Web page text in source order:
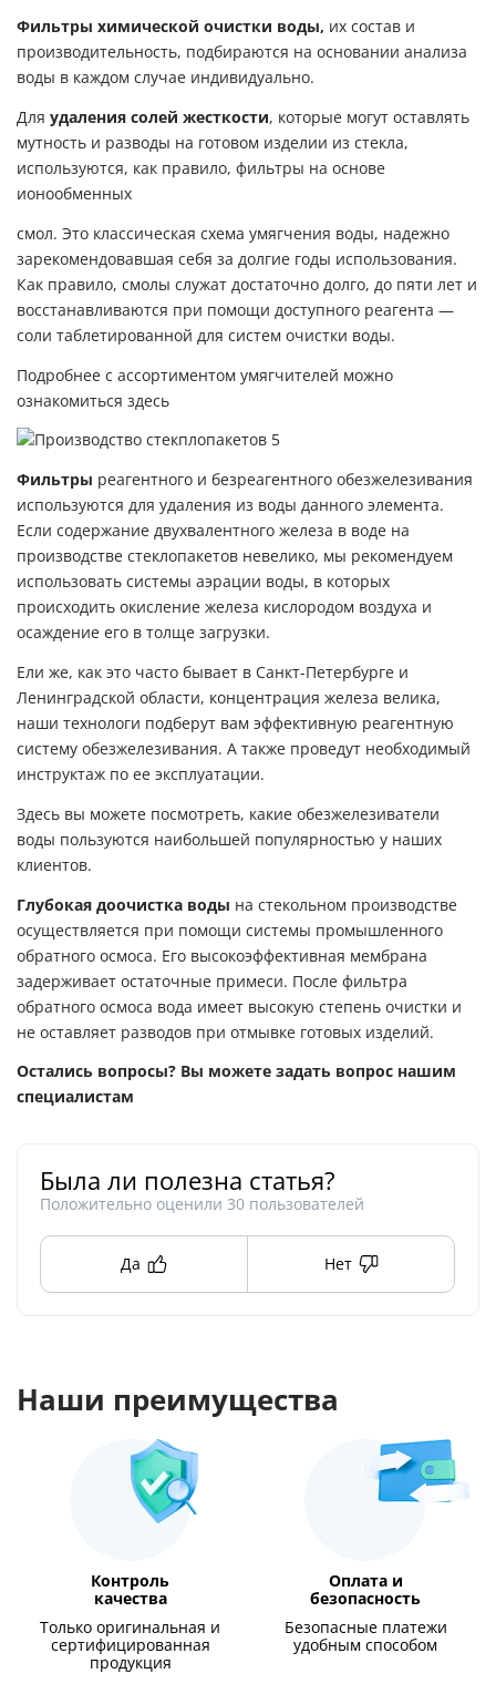
Фильтры химической очистки воды, их состав и
производительность, подбираются на основании анализа
воды в каждом случае индивидуально.
Для удаления солей жесткости, которые могут оставлять
мутность и разводы на готовом изделии из стекла,
используются, как правило, фильтры на основе
ионообменных
смол. Это классическая схема умягчения воды, надежно
зарекомендовавшая себя за долгие годы использования.
Как правило, смолы служат достаточно долго, до пяти лет и
восстанавливаются при помощи доступного реагента —
соли таблетированной для систем очистки воды.
Подробнее с ассортиментом умягчителей можно
ознакомиться здесь
Фильтры реагентного и безреагентного обезжелезивания
используются для удаления из воды данного элемента.
Если содержание двухвалентного железа в воде на
производстве стеклопакетов невелико, мы рекомендуем
использовать системы аэрации воды, в которых
происходить окисление железа кислородом воздуха и
осаждение его в толще загрузки.
Ели же, как это часто бывает в Санкт-Петербурге и
Ленинградской области, концентрация железа велика,
наши технологи подберут вам эффективную реагентную
систему обезжелезивания. А также проведут необходимый
инструктаж по ее эксплуатации.
Здесь вы можете посмотреть, какие обезжелезиватели
воды пользуются наибольшей популярностью у наших
клиентов.
Глубокая доочистка воды на стекольном производстве
осуществляется при помощи системы промышленного
обратного осмоса. Его высокоэффективная мембрана
задерживает остаточные примеси. После фильтра
обратного осмоса вода имеет высокую степень очистки и
не оставляет разводов при отмывке готовых изделий.
Остались вопросы? Вы можете задать вопрос нашим
специалистам
Была ли полезна статья?
Положительно оценили 30 пользователей
Да Нет
Наши преимущества
Контроль
качества
Только оригинальная и
сертифицированная
продукция
Оплата и
безопасность
Безопасные платежи
удобным способом